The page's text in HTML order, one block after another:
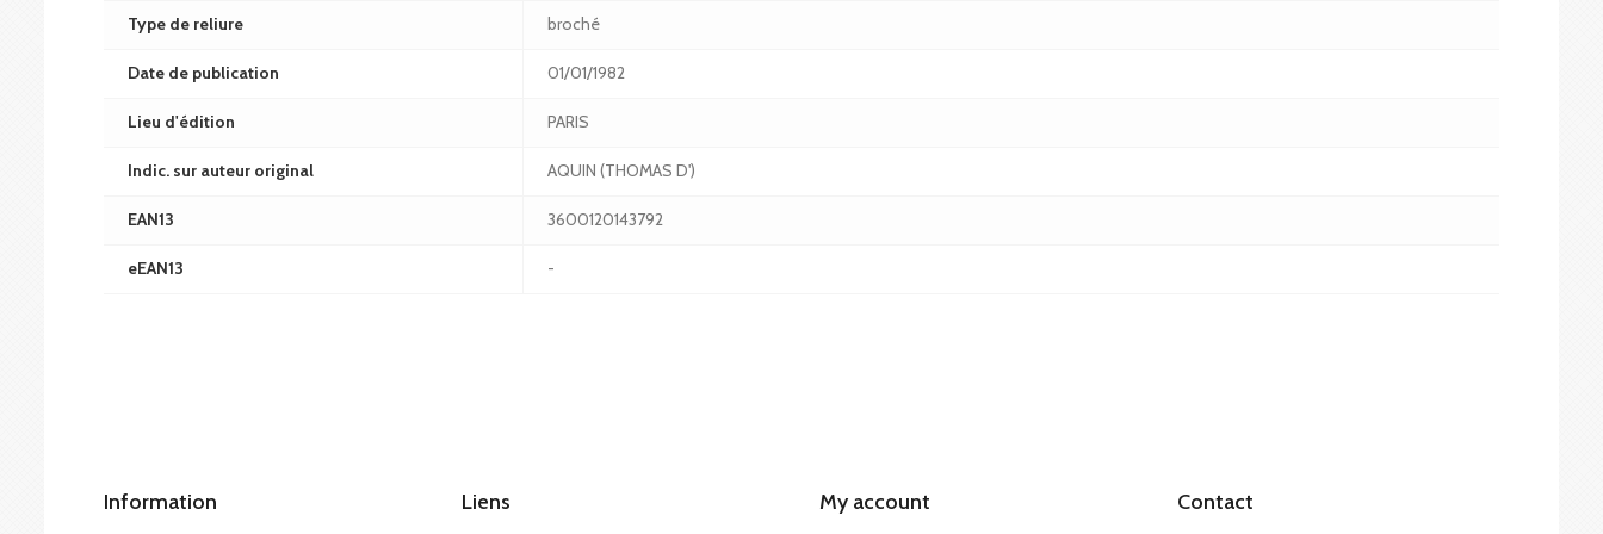
Type de reliure broché
Date de publication 01/01/1982
Lieu d'édition PARIS
Indic. sur auteur original AQUIN (THOMAS D')
EAN13 3600120143792
eEAN13 -
Information Liens My account Contact